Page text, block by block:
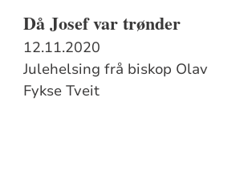
Då Josef var trønder
12.11.2020
Julehelsing frå biskop Olav
Fykse Tveit